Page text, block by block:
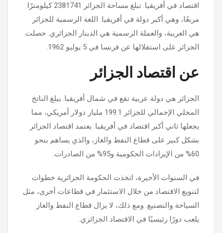
اقتصاد في أفريقيا. تبلغ مساحة الجزائر 2381741 كيلومترًا
مربعًا، وهي أكبر دولة في أفريقيا. اللغة الرسمية للجزائر
هي العربية، والعملة الرسمية هي الدينار الجزائري. حصلت
الجزائر على استقلالها عن فرنسا في 5 يوليو 1962.
عن اقتصاد الجزائر
الجزائر هي دولة عربية تقع في شمال أفريقيا. يبلغ الناتج
المحلي الإجمالي للجزائر 199.1 مليار دولار أمريكي، مما
يجعلها ثاني أكبر اقتصاد في أفريقيا. يعتمد اقتصاد الجزائر
بشكل كبير على قطاع النفط والغاز، والذي يساهم بنحو
60% من الإيرادات الحكومية و95% من الصادرات.
في السنوات الأخيرة، اتخذت الحكومة الجزائرية خطوات
لتنويع الاقتصاد من خلال الاستثمار في قطاعات أخرى، مثل
السياحة والتصنيع. ومع ذلك، لا يزال قطاع النفط والغاز
يلعب دورًا رئيسيًا في الاقتصاد الجزائري.